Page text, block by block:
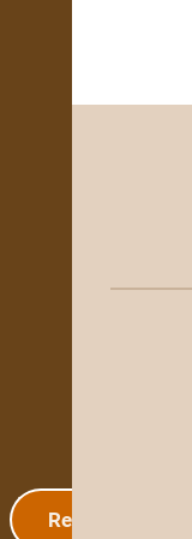
Registo